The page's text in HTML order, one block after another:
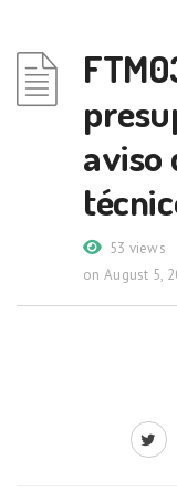
aviso
53 views
on August 5,